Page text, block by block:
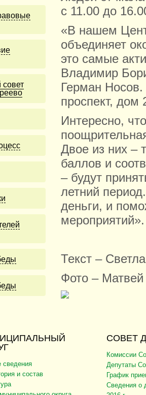
с 11.00 до
«В нашем
объединяет
это самые
Владимир
Герман
проспект, дом
Интересно,
Двое из них –
баллов и
– будут
летний
деньги, и
мероприятий».
Текст –
Фото –
и состав
СОВЕТ
Комиссии
Депутаты
График
Сведения о